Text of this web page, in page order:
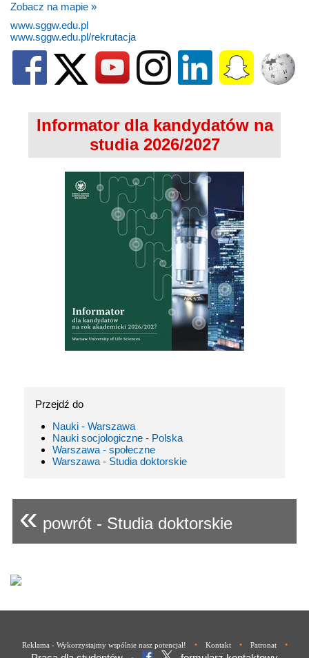
Zobacz na mapie »
www.sggw.edu.pl
www.sggw.edu.pl/rekrutacja
Informator dla kandydatów na
studia 2026/2027
Przejdź do
Nauki - Warszawa
Nauki socjologiczne - Polska
Warszawa - społeczne
Warszawa - Studia doktorskie
« powrót - Studia doktorskie
Reklama - Wykorzystajmy wspólnie nasz potencjał! • Kontakt • Patronat •